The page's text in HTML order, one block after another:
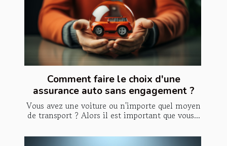
Comment faire le choix d'une
assurance auto sans engagement ?
Vous avez une voiture ou n'importe quel moyen
de transport ? Alors il est important que vous...